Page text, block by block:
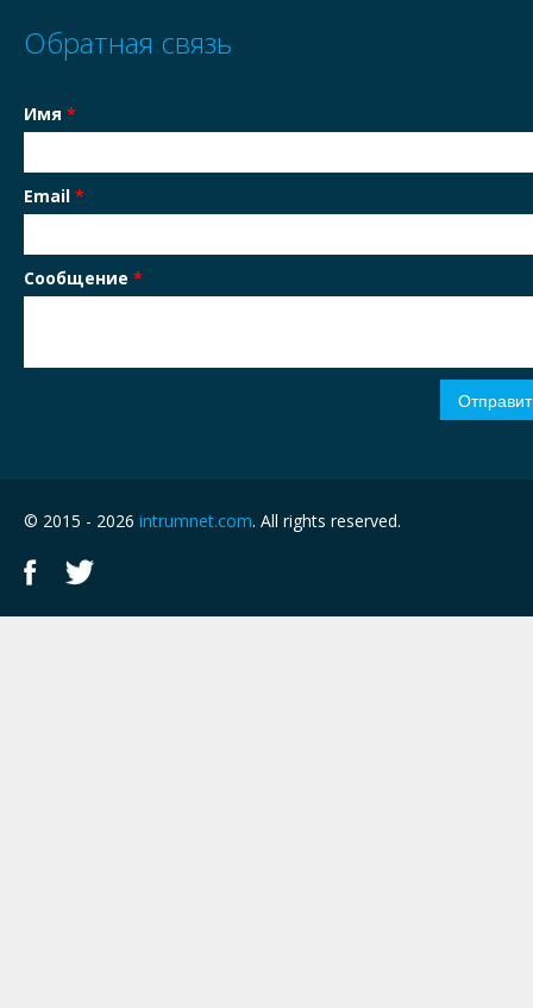
Обратная связь
Имя *
Email *
Сообщение *
© 2015 - 2026 intrumnet.com. All rights reserved.